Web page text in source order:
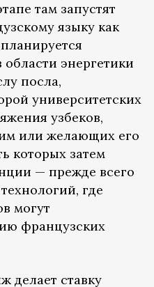
там запустят
языку как
энергетики
посла,
университетских
узбеков,
или желающих его
которых затем
— прежде всего
где
могут
французских
делает ставку